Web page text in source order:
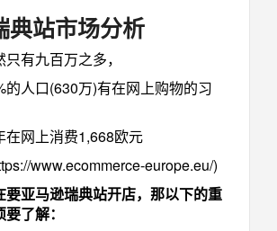
典站市场分析
有九百万之多，
的人口(630万)有在网上购物的习
在网上消费1,668欧元
www.ecommerce-europe.eu/)
要亚马逊瑞典站开店，那以下的重
了解：